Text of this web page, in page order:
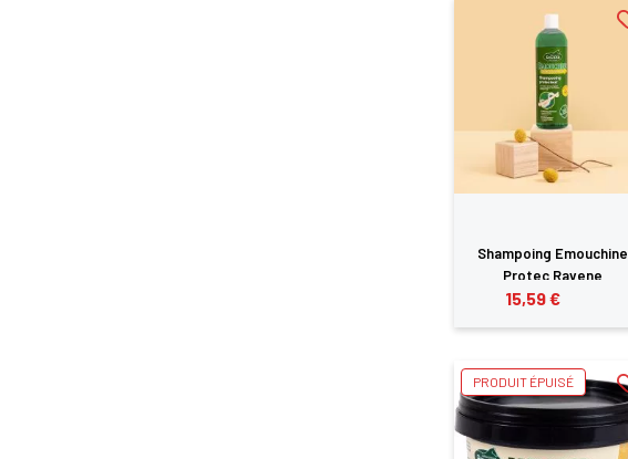
Shampoing Emouchine
Protec Ravene
15,59 €
PRODUIT ÉPUISÉ